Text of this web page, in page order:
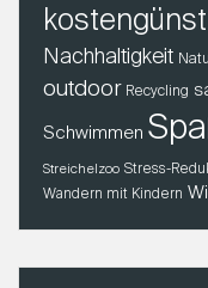
Nachhaltigkeit
outdoor Recycling
Schwimmen
Streichelzoo Stress-
Wandern mit Kindern